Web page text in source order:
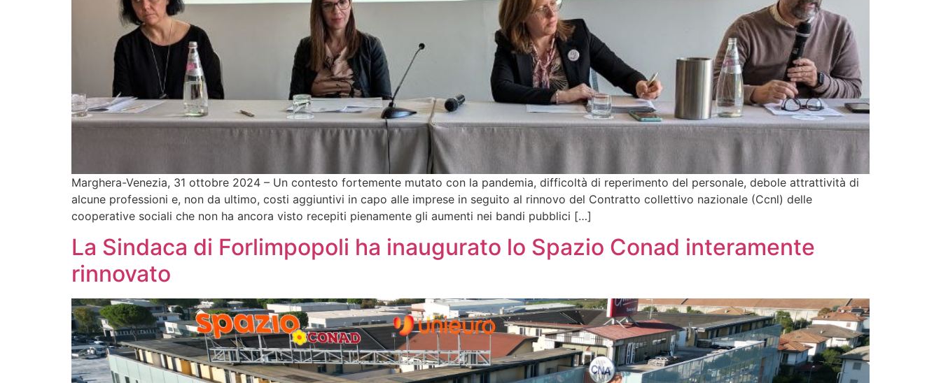
Marghera-Venezia, 31 ottobre 2024 – Un contesto fortemente mutato con la pandemia, difficoltà di reperimento del personale, debole attrattività di
alcune professioni e, non da ultimo, costi aggiuntivi in capo alle imprese in seguito al rinnovo del Contratto collettivo nazionale (Ccnl) delle
cooperative sociali che non ha ancora visto recepiti pienamente gli aumenti nei bandi pubblici […]
La Sindaca di Forlimpopoli ha inaugurato lo Spazio Conad interamente
rinnovato